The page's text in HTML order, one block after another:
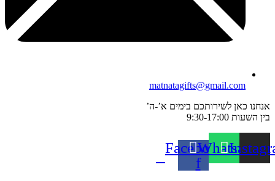
matnatagifts@gmail.com
אנחנו כאן לשירותכם בימים א’-ה’
בין השעות 9:30-17:00
Whatsapp
Facebook-
f